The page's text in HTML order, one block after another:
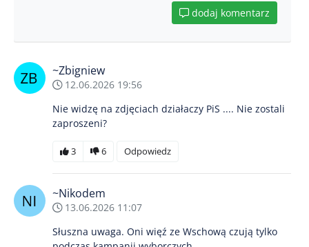
dodaj komentarz
~Zbigniew
12.06.2026 19:56
Nie widzę na zdjęciach działaczy PiS .... Nie zostali
zaproszeni?
3 6 Odpowiedz
~Nikodem
13.06.2026 11:07
Słuszna uwaga. Oni więź ze Wschową czują tylko